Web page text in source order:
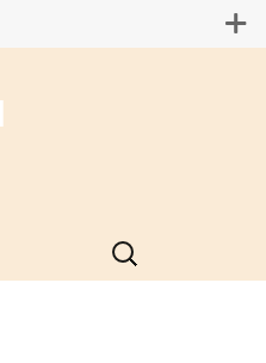
Rechercher :